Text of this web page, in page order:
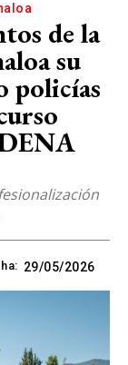
de la
su
policías
29/05/2026